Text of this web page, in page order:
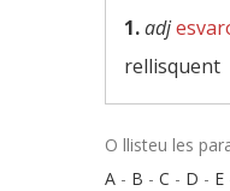
1.adj
rellisquent
O llisteu les
A - B - C - D - E